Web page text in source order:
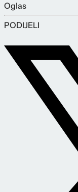
Oglas
PODIJELI